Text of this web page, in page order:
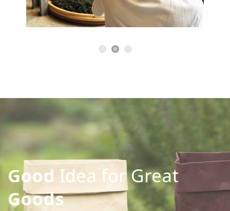
Good Idea for Great
Goods